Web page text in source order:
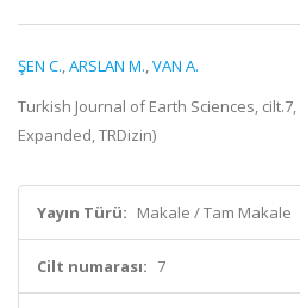
ŞEN C.,ARSLAN M.,VAN A.
Turkish Journal of Earth Sciences, cilt.7,
Expanded, TRDizin)
Yayın Türü: Makale / Tam Makale
Cilt numarası: 7